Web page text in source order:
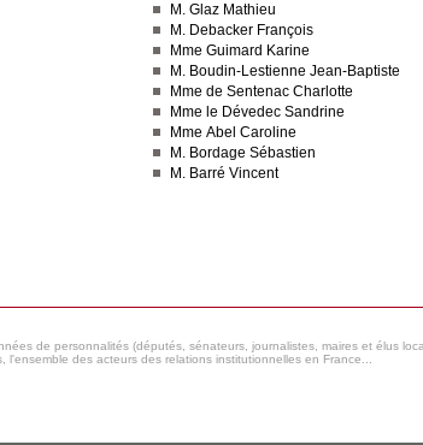
M. Glaz Mathieu
M. Debacker François
Mme Guimard Karine
M. Boudin-Lestienne Jean-Baptiste
Mme de Sentenac Charlotte
Mme le Dévedec Sandrine
Mme Abel Caroline
M. Bordage Sébastien
M. Barré Vincent
de personnalités (députés, sénateurs, journalistes, maires et élus
l'ensemble des acteurs des relations institutionnelles en France...